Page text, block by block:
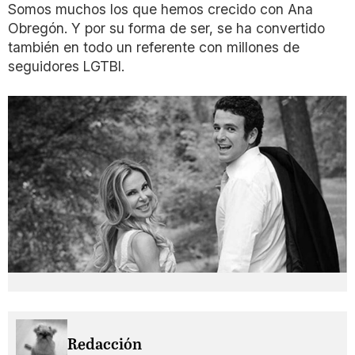
Somos muchos los que hemos crecido con Ana
Obregón. Y por su forma de ser, se ha convertido
también en todo un referente con millones de
seguidores LGTBI.
Redacción